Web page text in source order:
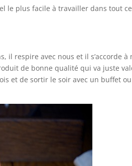
le plus facile à travailler dans tout
respire avec nous et il s’accorde
de bonne qualité qui va juste
et de sortir le soir avec un buffet